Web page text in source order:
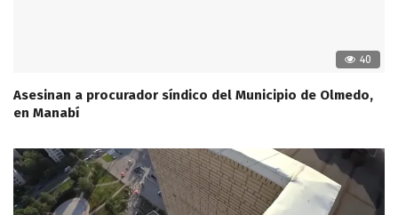
40
Asesinan a procurador síndico del Municipio de Olmedo,
en Manabí